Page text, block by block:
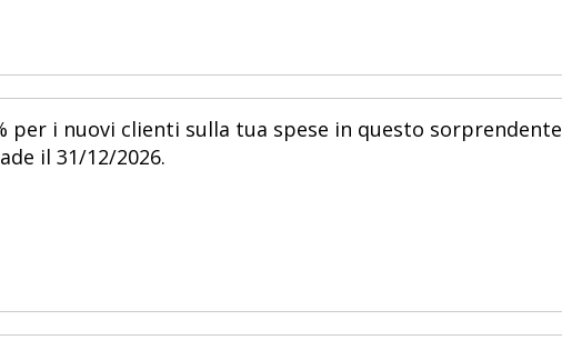
per i nuovi clienti sulla tua spese in questo sorprendente
il 31/12/2026.